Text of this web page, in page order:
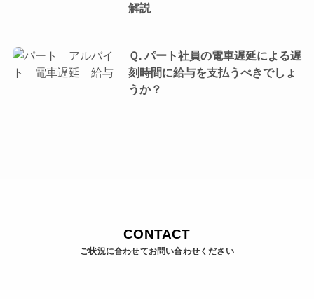
解説
Ｑ. パート社員の電車遅延による遅
刻時間に給与を支払うべきでしょ
うか？
CONTACT
ご状況に合わせてお問い合わせください